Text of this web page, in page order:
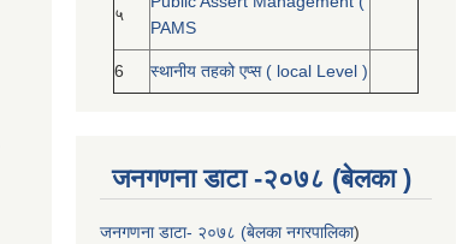
५
PAMS
6 स्थानीय तहको एप्स ( local Level )
जनगणना डाटा -२०७८ (बेलका )
जनगणना डाटा- २०७८ (बेलका नगरपालिका)